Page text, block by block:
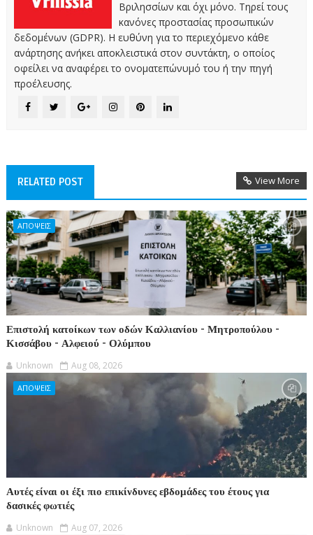
Βριλησσίων και όχι μόνο. Τηρεί τους
κανόνες προστασίας προσωπικών
δεδομένων (GDPR). Η ευθύνη για το περιεχόμενο κάθε
ανάρτησης ανήκει αποκλειστικά στον συντάκτη, ο οποίος
οφείλει να αναφέρει το ονοματεπώνυμό του ή την πηγή
προέλευσης.
RELATED POST View More
ΑΠΟΨΕΙΣ
Επιστολή κατοίκων των οδών Καλλιανίου - Μητροπούλου -
Κισσάβου - Αλφειού - Ολύμπου
Unknown Aug 08, 2026
ΑΠΟΨΕΙΣ
Αυτές είναι οι έξι πιο επικίνδυνες εβδομάδες του έτους για
δασικές φωτιές
Unknown Aug 07, 2026